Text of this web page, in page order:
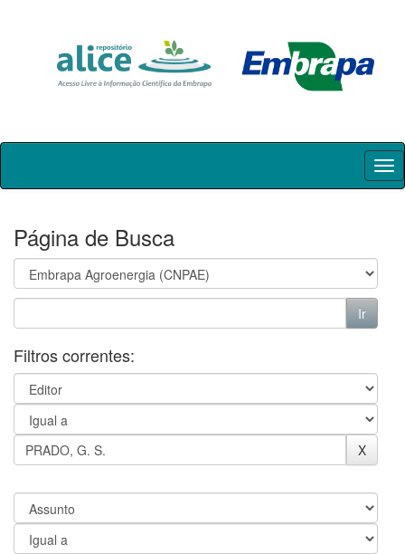
Skip
Página de Busca
Filtros correntes: